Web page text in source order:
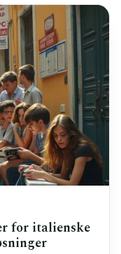
for italienske